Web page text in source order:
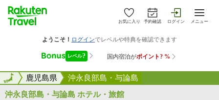
お気に入り 予約確認 ログイン メニュー
全国鹿児島県 沖永良部島・与論島
全国
沖永良部島・与論島 ホテル・旅館